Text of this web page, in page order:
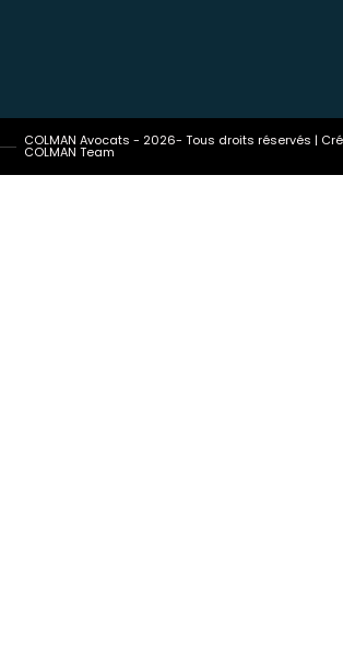
COLMAN Avocats - 2026- Tous droits réservés |
COLMAN Team